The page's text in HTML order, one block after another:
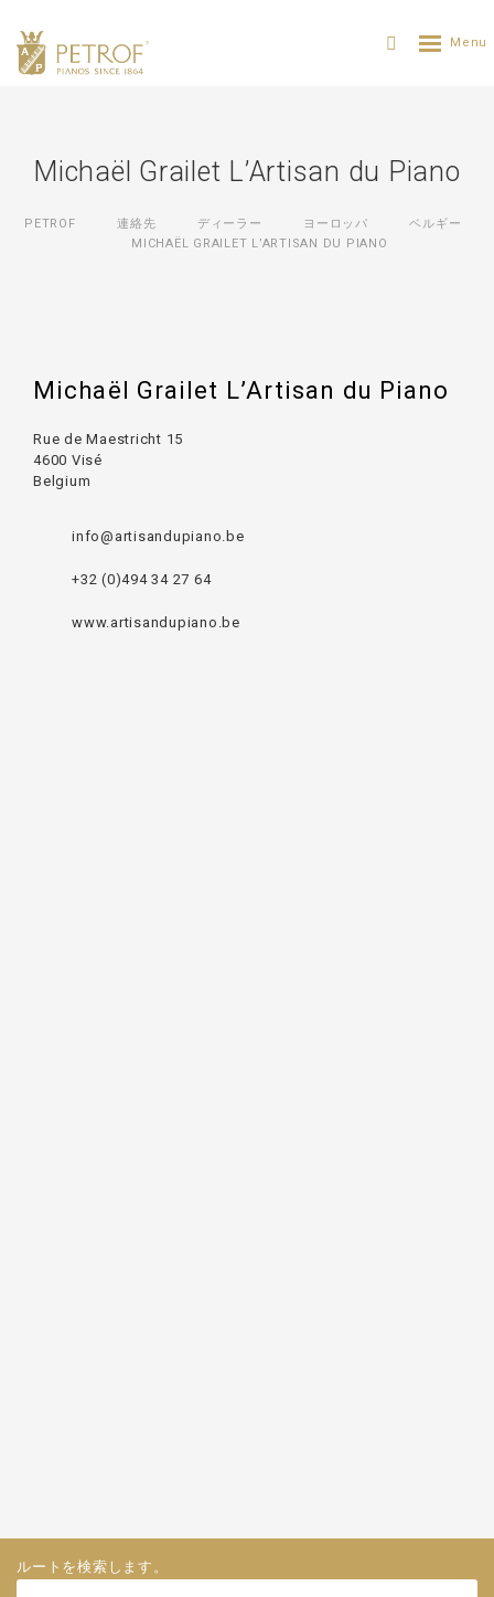
Michaël Grailet L’Artisan du Piano
PETROF 連絡先 ディーラー ヨーロッパ
ベルギー
MICHAËL GRAILET L’ARTISAN DU PIANO
Michaël Grailet L’Artisan du Piano
Rue de Maestricht 15
4600 Visé
Belgium
info@artisandupiano.be
+32 (0)494 34 27 64
www.artisandupiano.be
ルートを検索します。